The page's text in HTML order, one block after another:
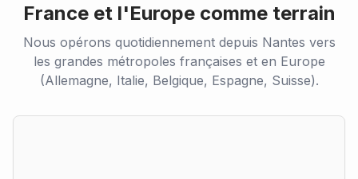
France et l'Europe comme terrain
Nous opérons quotidiennement depuis Nantes vers
les grandes métropoles françaises et en Europe
(Allemagne, Italie, Belgique, Espagne, Suisse).